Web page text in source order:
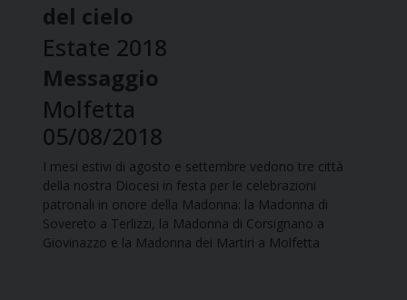
del cielo
Estate 2018
Messaggio
Molfetta
05/08/2018
I mesi estivi di agosto e settembre vedono tre città
della nostra Diocesi in festa per le celebrazioni
patronali in onore della Madonna: la Madonna di
Sovereto a Terlizzi, la Madonna di Corsignano a
Giovinazzo e la Madonna dei Martiri a Molfetta